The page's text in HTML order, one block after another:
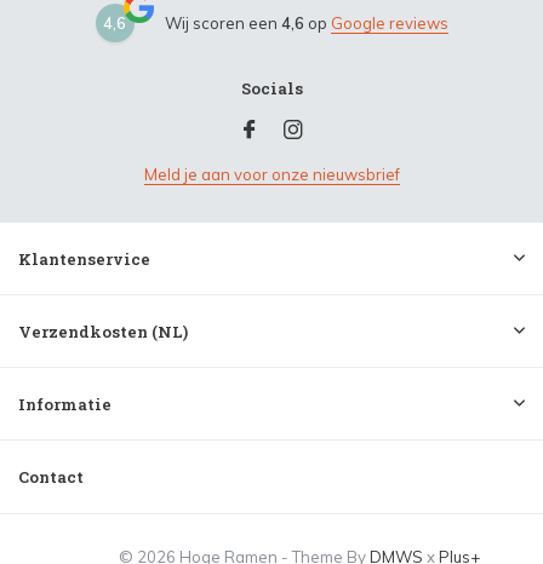
4,6 Wij scoren een 4,6 op Google reviews
Socials
Meld je aan voor onze nieuwsbrief
Klantenservice
Verzendkosten (NL)
Informatie
Contact
© 2026 Hoge Ramen - Theme ByDMWS xPlus+